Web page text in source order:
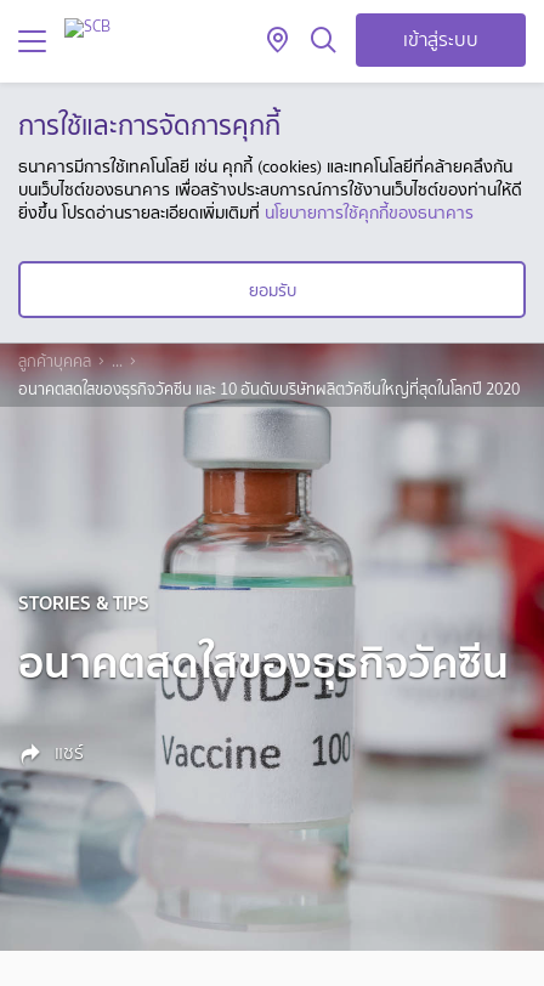
เข้าสู่ระบบ
การใช้และการจัดการคุกกี้
ธนาคารมีการใช้เทคโนโลยี เช่น คุกกี้ (cookies) และเทคโนโลยีที่คล้ายคลึงกัน
บนเว็บไซต์ของธนาคาร เพื่อสร้างประสบการณ์การใช้งานเว็บไซต์ของท่านให้ดี
ยิ่งขึ้น โปรดอ่านรายละเอียดเพิ่มเติมที่ นโยบายการใช้คุกกี้ของธนาคาร
ยอมรับ
ลูกค้าบุคคล
...
อนาคตสดใสของธุรกิจวัคซีน และ 10 อันดับบริษัทผลิตวัคซีนใหญ่ที่สุดในโลกปี 2020
STORIES & TIPS
อนาคตสดใสของธุรกิจวัคซีน
แชร์